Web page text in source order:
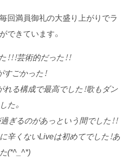
回満員御礼の大盛り上がりでラ
できています。
！！！芸術的だった！！
すごかった！
れる構成で最高でした！歌もダン
た。
ぎるのがあっという間でした！！
辛くないLiveは初めてでした！あ
(*^_^*)